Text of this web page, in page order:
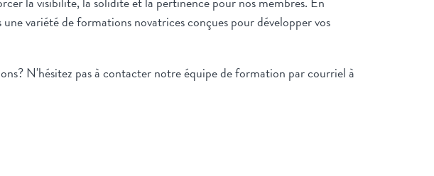
variété de formations novatrices conçues pour développer vos
N'hésitez pas à contacter notre équipe de formation par courriel à